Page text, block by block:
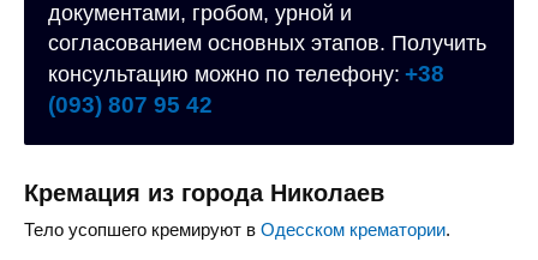
документами, гробом, урной и
согласованием основных этапов. Получить
консультацию можно по телефону: +38
(093) 807 95 42
Кремация из города Николаев
Тело усопшего кремируют в Одесском крематории.